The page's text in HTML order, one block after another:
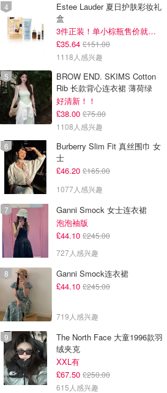
Estee Lauder 夏日护肤彩妆礼
盒
3件正装！单小棕瓶售价就要£65！
£35.64 £151.00
1118人感兴趣
BROW END. SKIMS Cotton
Rib 长款背心连衣裙 薄荷绿
好清新！！
£38.00 £75.00
1108人感兴趣
Burberry Slim Fit 真丝围巾 女
士
£46.20 £165.00
1077人感兴趣
Ganni Smock 女士连衣裙
泡泡袖版
£44.10 £245.00
727人感兴趣
Ganni Smock连衣裙
£44.10 £245.00
719人感兴趣
The North Face 大童1996款羽
绒夹克
XXL有
£67.50 £250.00
615人感兴趣